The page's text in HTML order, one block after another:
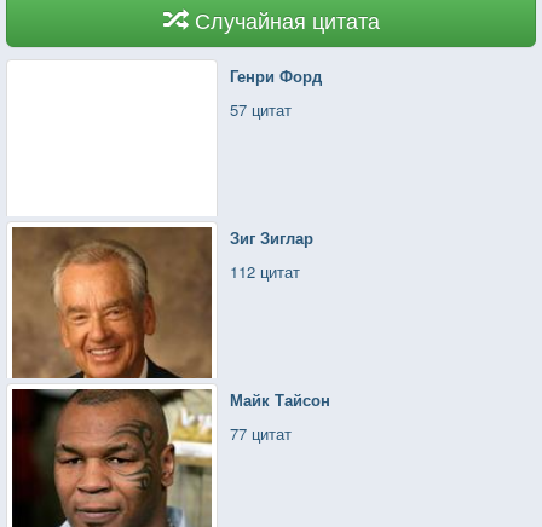
Случайная цитата
Генри Форд
57 цитат
Зиг Зиглар
112 цитат
Майк Тайсон
77 цитат